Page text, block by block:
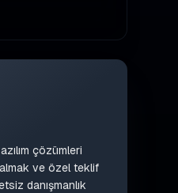
çözümleri
ve özel teklif
danışmanlık